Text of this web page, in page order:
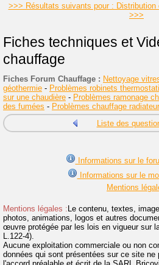
>>> Résultats suivants pour : Distribution
>>>
Fiches techniques et
chauffage
Fiches Forum Chauffage : Nettoyage
géothermie - Problèmes robinets
sur une chaudière - Problèmes ramonage
des fumées - Problèmes chauffage
Liste des
Informations sur le
Informations sur le
Mentions
Mentions légales : Le contenu, textes,
photos, animations, logos et autres
œuvre protégée par les lois en vigueur sur
L.122-4).
Aucune exploitation commerciale ou non
données qui sont présentées sur ce site ne